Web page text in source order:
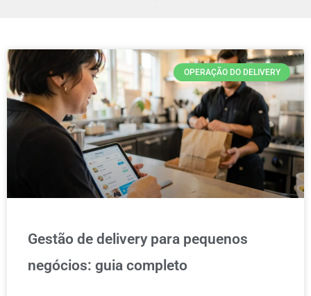
OPERAÇÃO DO DELIVERY
Gestão de delivery para pequenos
negócios: guia completo